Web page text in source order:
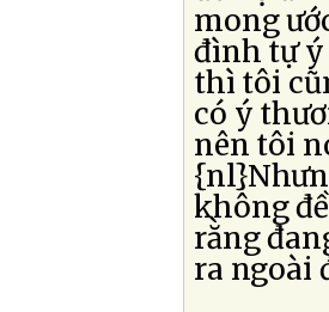
mong
đình tự ý
thì tôi
có ý
nên tôi
không
rằng
ra ngoài